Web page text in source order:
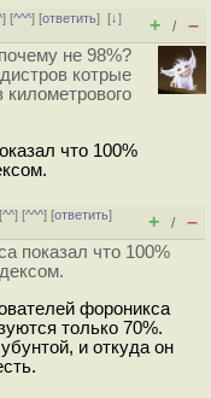
] [^^^] [ответить][↓]
+ / –
не 98%?
котрые
что 100%
^^] [^^^] [ответить]
+ / –
показал что 100%
фороникса
только 70%.
и откуда он